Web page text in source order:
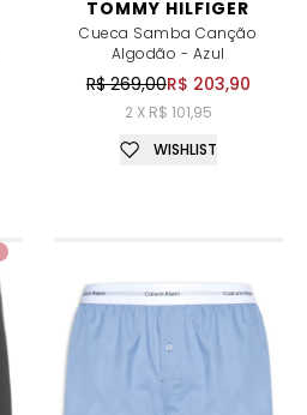
TOMMY HILFIGER
Cueca Samba Canção
Algodão - Azul
R$ 269,00R$ 203,90
2 X R$ 101,95
WISHLIST